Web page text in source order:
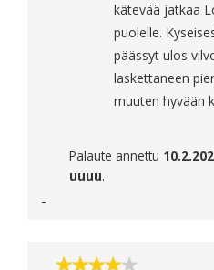
kätevää jatkaa
puolelle.
päässyt ulos
laskettaneen
muuten hyvään
Palaute annettu
uuuu.